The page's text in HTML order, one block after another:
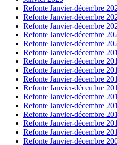
Refonte Janvier-décembre
Refonte Janvier-décembre
Refonte Janvier-décembre
Refonte Janvier-décembre
Refonte Janvier-décembre
Refonte Janvier-décembre
Refonte Janvier-décembre
Refonte Janvier-décembre
Refonte Janvier-décembre
Refonte Janvier-décembre
Refonte Janvier-décembre
Refonte Janvier-décembre
Refonte Janvier-décembre
Refonte Janvier-décembre
Refonte Janvier-décembre
Refonte Janvier-décembre